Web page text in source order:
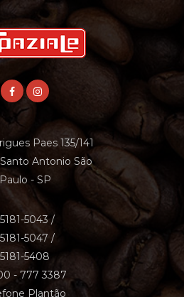
Paes 135/141
Antonio São
Paulo - SP
5181-5043 /
5181-5047 /
5181-5408
- 777 3387
Plantão